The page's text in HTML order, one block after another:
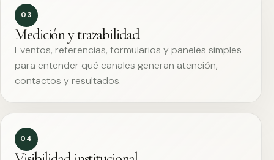
03
Medición y trazabilidad
Eventos, referencias, formularios y paneles simples
para entender qué canales generan atención,
contactos y resultados.
04